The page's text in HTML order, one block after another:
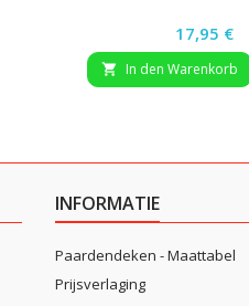
Preis
17,95 €
 In den Warenkorb
INFORMATIE
Paardendeken - Maattabel
Prijsverlaging